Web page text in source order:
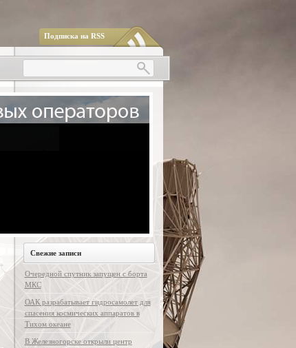
Подписка на RSS
Свежие записи
Очередной спутник запущен с борта
МКС
ОАК разрабатывает гидросамолет для
спасения космических аппаратов в
Тихом океане
В Железногорске открыли центр